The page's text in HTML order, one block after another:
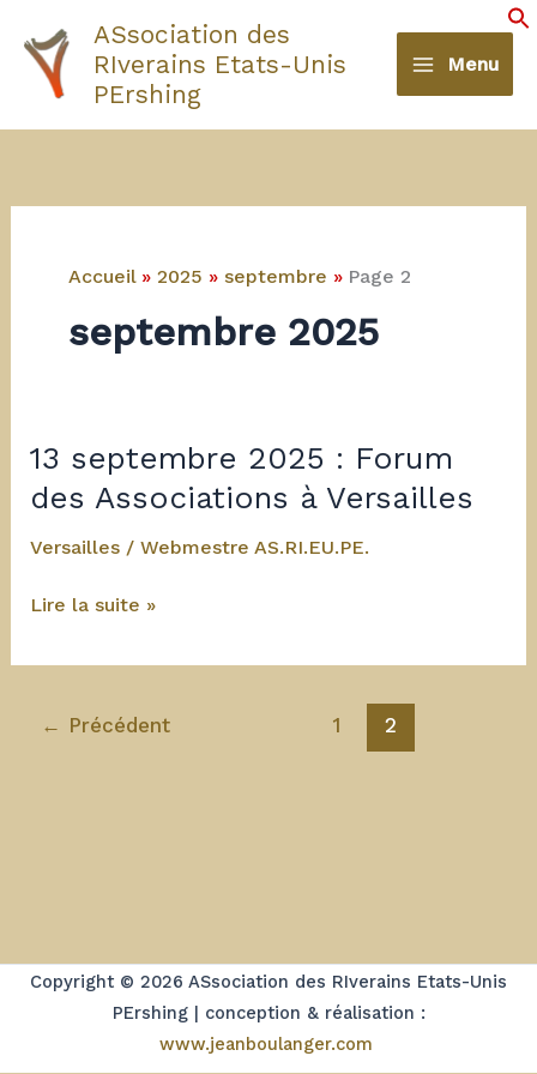
contenu
ASsociation des
RIverains Etats-Unis
PErshing
Menu
Accueil 2025 septembre Page 2
septembre 2025
13 septembre 2025 : Forum
des Associations à Versailles
Versailles/ Webmestre AS.RI.EU.PE.
13
2025
Forum
Lire la suite »
← Précédent 1 2
Copyright © 2026 ASsociation des RIverains Etats-Unis
PErshing | conception & réalisation :
www.jeanboulanger.com